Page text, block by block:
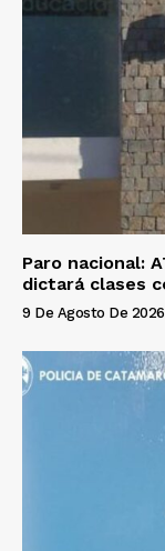
Paro nacional:
dictará clases
9 De Agosto De 2026